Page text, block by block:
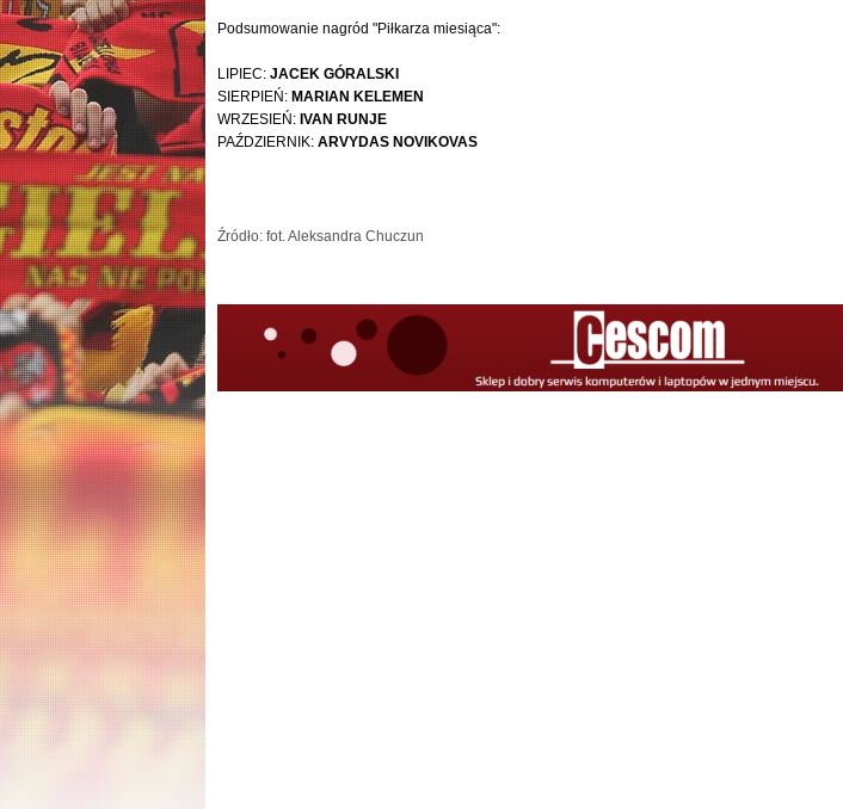
Podsumowanie nagród "Piłkarza miesiąca":
LIPIEC: JACEK GÓRALSKI
SIERPIEŃ: MARIAN KELEMEN
WRZESIEŃ: IVAN RUNJE
PAŹDZIERNIK: ARVYDAS NOVIKOVAS
Źródło: fot. Aleksandra Chuczun